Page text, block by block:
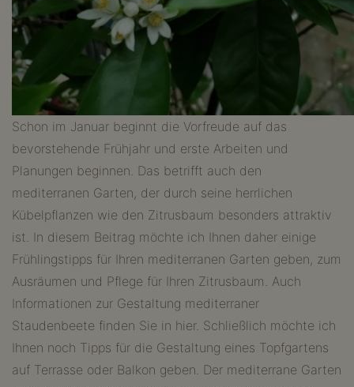
Schon im Januar beginnt die Vorfreude auf das
bevorstehende Frühjahr und erste Arbeiten und
Planungen beginnen. Das betrifft auch den
mediterranen Garten, der durch seine herrlichen
Kübelpflanzen wie den Zitrusbaum besonders attraktiv
ist. In diesem Beitrag möchte ich Ihnen daher einige
Frühlingstipps für Ihren mediterranen Garten geben, zum
Ausräumen und Pflege für Ihren Zitrusbaum. Auch
Informationen zur Gestaltung mediterraner
Staudenbeete finden Sie in hier. Schließlich möchte ich
Ihnen noch Tipps für die Gestaltung eines Topfgartens
auf Terrasse oder Balkon geben. Der mediterrane Garten